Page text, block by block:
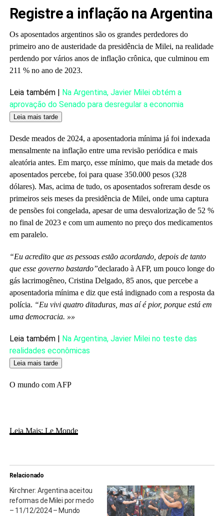
Registre a inflação na Argentina
Os aposentados argentinos são os grandes perdedores do
primeiro ano de austeridade da presidência de Milei, na realidade
perdendo por vários anos de inflação crônica, que culminou em
211 % no ano de 2023.
Leia também |
Artigo
reservado
para
assinantes
Na Argentina, Javier Milei obtém a
aprovação do Senado para desregular a economia
Leia mais tarde
Desde meados de 2024, a aposentadoria mínima já foi indexada
mensalmente na inflação entre uma revisão periódica e mais
aleatória antes. Em março, esse mínimo, que mais da metade dos
aposentados percebe, foi para quase 350.000 pesos (328
dólares). Mas, acima de tudo, os aposentados sofreram desde os
primeiros seis meses da presidência de Milei, onde uma captura
de pensões foi congelada, apesar de uma desvalorização de 52 %
no final de 2023 e com um aumento no preço dos medicamentos
em paralelo.
“Eu acredito que as pessoas estão acordando, depois de tanto
que esse governo bastardo”declarado à AFP, um pouco longe do
gás lacrimogêneo, Cristina Delgado, 85 anos, que percebe a
aposentadoria mínima e diz que está indignado com a resposta da
polícia. “Eu vivi quatro ditaduras, mas aí é pior, porque está em
uma democracia. »»
Leia também |
Artigo
reservado
para
assinantes
Na Argentina, Javier Milei no teste das
realidades econômicas
Leia mais tarde
O mundo com AFP
Leia Mais: Le Monde
Relacionado
Kirchner: Argentina aceitou
reformas de Milei por medo
– 11/12/2024 – Mundo